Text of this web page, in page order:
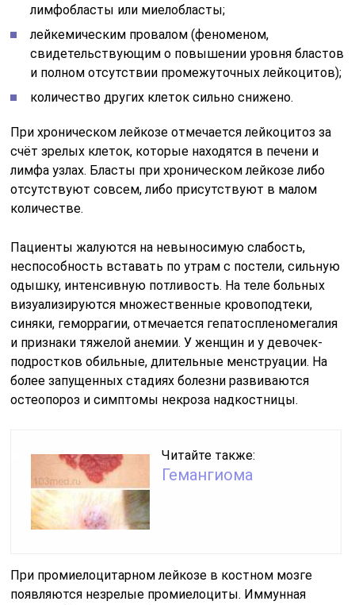
лимфобласты или миелобласты;
лейкемическим провалом (феноменом,
свидетельствующим о повышении уровня бластов
и полном отсутствии промежуточных лейкоцитов);
количество других клеток сильно снижено.
При хроническом лейкозе отмечается лейкоцитоз за
счёт зрелых клеток, которые находятся в печени и
лимфа узлах. Бласты при хроническом лейкозе либо
отсутствуют совсем, либо присутствуют в малом
количестве.
Пациенты жалуются на невыносимую слабость,
неспособность вставать по утрам с постели, сильную
одышку, интенсивную потливость. На теле больных
визуализируются множественные кровоподтеки,
синяки, геморрагии, отмечается гепатоспленомегалия
и признаки тяжелой анемии. У женщин и у девочек-
подростков обильные, длительные менструации. На
более запущенных стадиях болезни развиваются
остеопороз и симптомы некроза надкостницы.
Читайте также:
Гемангиома
При промиелоцитарном лейкозе в костном мозге
появляются незрелые промиелоциты. Иммунная